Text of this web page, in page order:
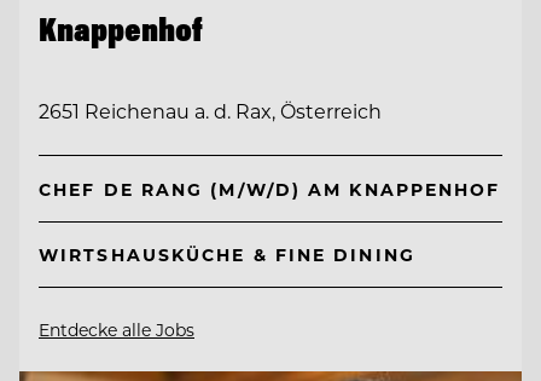
Knappenhof
2651 Reichenau a. d. Rax, Österreich
CHEF DE RANG (M/W/D) AM KNAPPENHOF
WIRTSHAUSKÜCHE & FINE DINING
Entdecke alle Jobs